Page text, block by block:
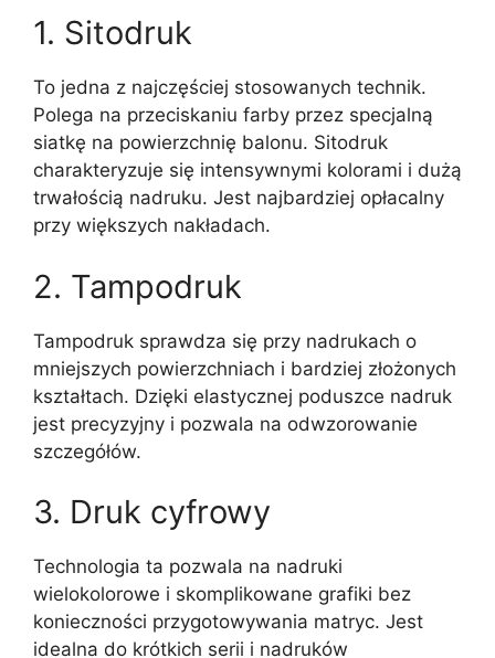
1. Sitodruk
To jedna z najczęściej stosowanych technik.
Polega na przeciskaniu farby przez specjalną
siatkę na powierzchnię balonu. Sitodruk
charakteryzuje się intensywnymi kolorami i dużą
trwałością nadruku. Jest najbardziej opłacalny
przy większych nakładach.
2. Tampodruk
Tampodruk sprawdza się przy nadrukach o
mniejszych powierzchniach i bardziej złożonych
kształtach. Dzięki elastycznej poduszce nadruk
jest precyzyjny i pozwala na odwzorowanie
szczegółów.
3. Druk cyfrowy
Technologia ta pozwala na nadruki
wielokolorowe i skomplikowane grafiki bez
konieczności przygotowywania matryc. Jest
idealna do krótkich serii i nadruków